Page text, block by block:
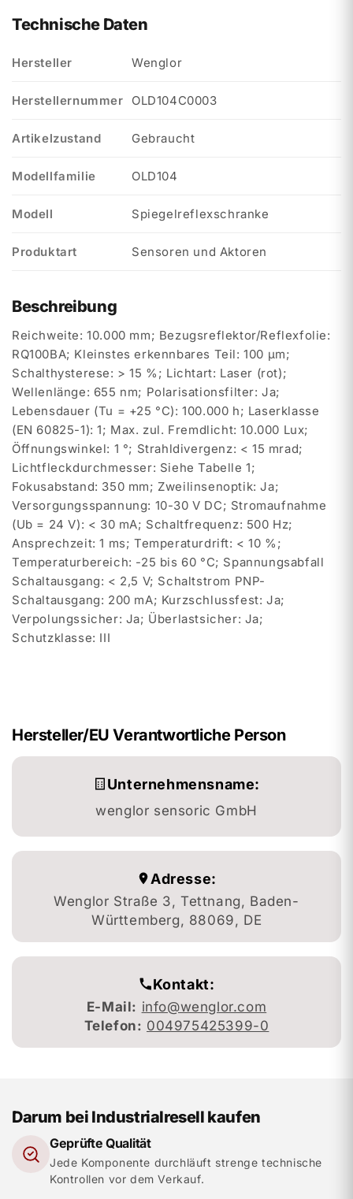
Technische Daten
Hersteller Wenglor
Herstellernummer OLD104C0003
Artikelzustand Gebraucht
Modellfamilie OLD104
Modell Spiegelreflexschranke
Produktart Sensoren und Aktoren
Beschreibung
Reichweite: 10.000 mm; Bezugsreflektor/Reflexfolie:
RQ100BA; Kleinstes erkennbares Teil: 100 µm;
Schalthysterese: > 15 %; Lichtart: Laser (rot);
Wellenlänge: 655 nm; Polarisationsfilter: Ja;
Lebensdauer (Tu = +25 °C): 100.000 h; Laserklasse
(EN 60825-1): 1; Max. zul. Fremdlicht: 10.000 Lux;
Öffnungswinkel: 1 °; Strahldivergenz: < 15 mrad;
Lichtfleckdurchmesser: Siehe Tabelle 1;
Fokusabstand: 350 mm; Zweilinsenoptik: Ja;
Versorgungsspannung: 10-30 V DC; Stromaufnahme
(Ub = 24 V): < 30 mA; Schaltfrequenz: 500 Hz;
Ansprechzeit: 1 ms; Temperaturdrift: < 10 %;
Temperaturbereich: -25 bis 60 °C; Spannungsabfall
Schaltausgang: < 2,5 V; Schaltstrom PNP-
Schaltausgang: 200 mA; Kurzschlussfest: Ja;
Verpolungssicher: Ja; Überlastsicher: Ja;
Schutzklasse: III
Hersteller/EU Verantwortliche Person
Unternehmensname:
wenglor sensoric GmbH
Adresse:
Wenglor Straße 3, Tettnang, Baden-
Württemberg, 88069, DE
Kontakt:
E-Mail: info@wenglor.com
Telefon: 004975425399-0
Darum bei Industrialresell kaufen
Geprüfte Qualität
Jede Komponente durchläuft strenge technische
Kontrollen vor dem Verkauf.